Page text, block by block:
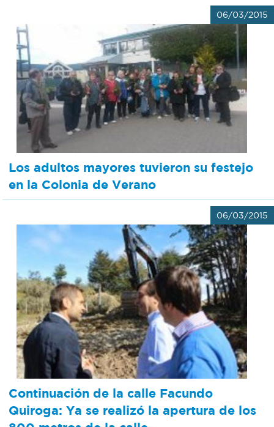
06/03/2015
Los adultos mayores tuvieron su festejo
en la Colonia de Verano
06/03/2015
Continuación de la calle Facundo
Quiroga: Ya se realizó la apertura de los